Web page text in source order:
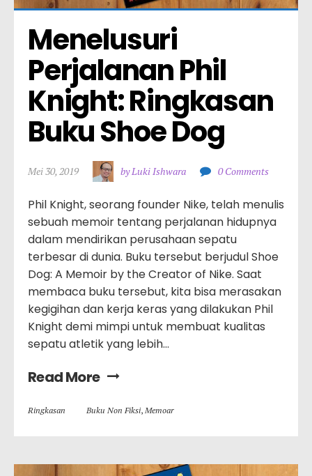
Menelusuri
Perjalanan Phil
Knight: Ringkasan
Buku Shoe Dog
Mei 30, 2019 by Luki Ishwara 0 Comments
Phil Knight, seorang founder Nike, telah menulis
sebuah memoir tentang perjalanan hidupnya
dalam mendirikan perusahaan sepatu
terbesar di dunia. Buku tersebut berjudul Shoe
Dog: A Memoir by the Creator of Nike. Saat
membaca buku tersebut, kita bisa merasakan
kegigihan dan kerja keras yang dilakukan Phil
Knight demi mimpi untuk membuat kualitas
sepatu atletik yang lebih…
Read More
Ringkasan Buku Non Fiksi, Memoar